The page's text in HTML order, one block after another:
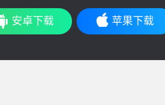
安卓下载 苹果下载